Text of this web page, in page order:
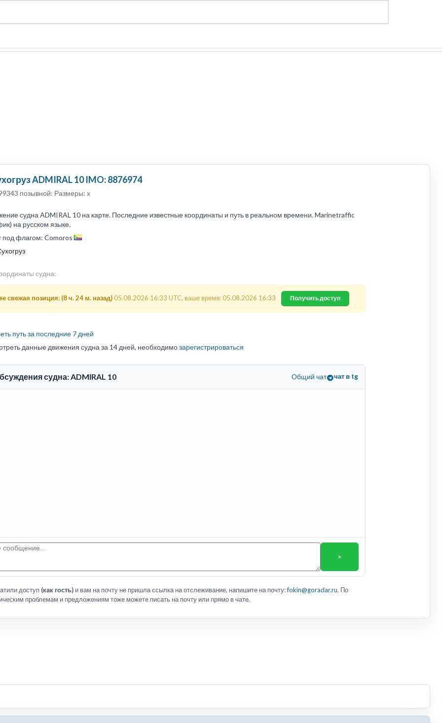
ADMIRAL 10 IMO: 8876974
позывной: Размеры: x
судна ADMIRAL 10 на карте. Последние известные координаты и путь в реальном времени. Marinetraffic
на русском языке.
под флагом: Comoros
судна:
свежая позиция: (8 ч. 24 м. назад) 05.08.2026 16:33 UTC, ваше время: 05.08.2026 16:33 Получить доступ
путь за последние 7 дней
данные движения судна за 14 дней, необходимозарегистрироваться
судна: ADMIRAL 10 Общий чат чат в tg
>
доступ (как гость) и вам на почту не пришла ссылка на отслеживание, напишите на почту:fokin@goradar.ru. По
проблемам и предложениям тоже можете писать на почту или прямо в чате.